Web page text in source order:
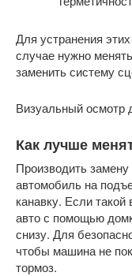
Для устранения
случае нужно
заменить систему
Визуальный осмотр
Как лучше
Производить
автомобиль на
канавку. Если
авто с помощью
снизу. Для
чтобы машина не
тормоз.